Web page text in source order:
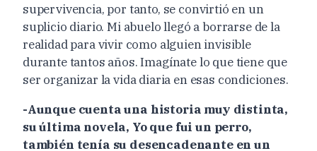
supervivencia, por tanto, se convirtió en un
suplicio diario. Mi abuelo llegó a borrarse de la
realidad para vivir como alguien invisible
durante tantos años. Imagínate lo que tiene que
ser organizar la vida diaria en esas condiciones.
-Aunque cuenta una historia muy distinta,
su última novela, Yo que fui un perro,
también tenía su desencadenante en un